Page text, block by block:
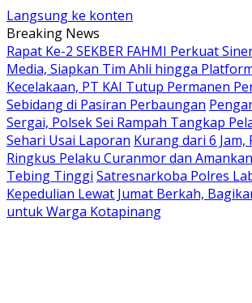
Langsung ke konten
Breaking News
Rapat Ke-2 SEKBER FAHMI Perkuat
Media, Siapkan Tim Ahli hingga
Kecelakaan, PT KAI Tutup Permanen
Sebidang di Pasiran Perbaungan
Sergai, Polsek Sei Rampah Tangkap
Sehari Usai Laporan Kurang dari 6
Ringkus Pelaku Curanmor dan
Tebing Tinggi Satresnarkoba Polres
Kepedulian Lewat Jumat Berkah,
untuk Warga Kotapinang